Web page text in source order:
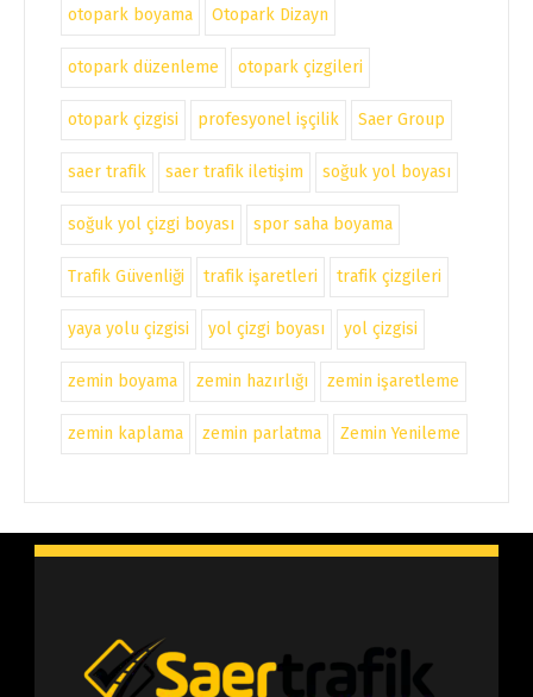
otopark boyama Otopark Dizayn
otopark düzenleme otopark çizgileri
otopark çizgisi profesyonel işçilik Saer Group
saer trafik saer trafik iletişim soğuk yol boyası
soğuk yol çizgi boyası spor saha boyama
Trafik Güvenliği trafik işaretleri trafik çizgileri
yaya yolu çizgisi yol çizgi boyası yol çizgisi
zemin boyama zemin hazırlığı zemin işaretleme
zemin kaplama zemin parlatma Zemin Yenileme